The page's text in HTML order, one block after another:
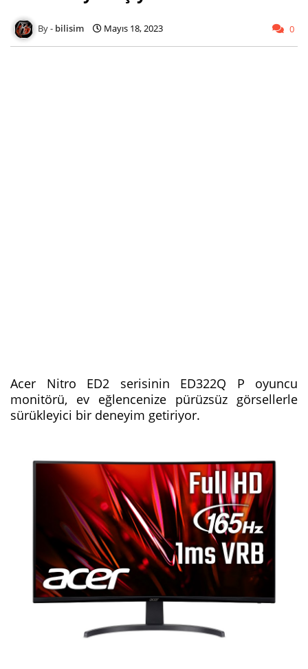
bilisim Mayıs 18, 2023 0
Acer Nitro ED2 serisinin ED322Q P oyuncu
monitörü, ev eğlencenize pürüzsüz görsellerle
sürükleyici bir deneyim getiriyor.